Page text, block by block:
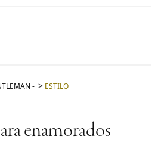
- ESTILO
enamorados